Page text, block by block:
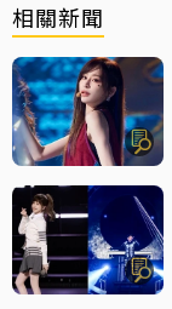
相關新聞